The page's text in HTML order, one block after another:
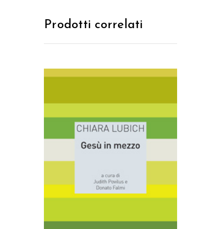
Prodotti correlati